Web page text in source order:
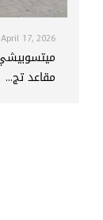
April 17, 2026
مقاعد تج...